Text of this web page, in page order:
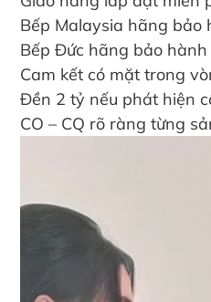
Bếp Malaysia hãng bảo
Bếp Đức hãng bảo
Cam kết có mặt trong
Đền 2 tỷ nếu phát hiện
CO – CQ rõ ràng từng